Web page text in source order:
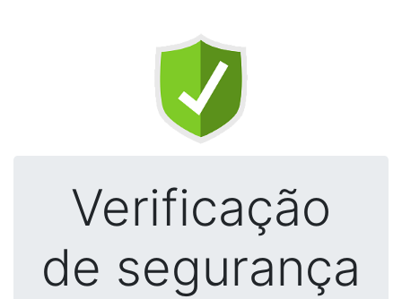
Verificação
de segurança